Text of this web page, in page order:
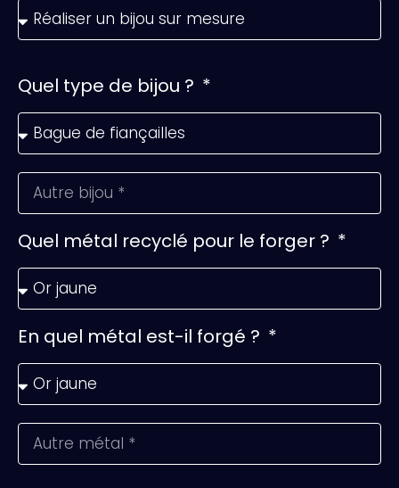
Quel type de bijou ?
Quel métal recyclé pour le forger ?
En quel métal est-il forgé ?